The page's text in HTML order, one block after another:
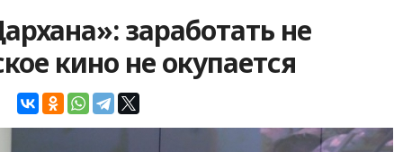
заработать не
кино не окупается